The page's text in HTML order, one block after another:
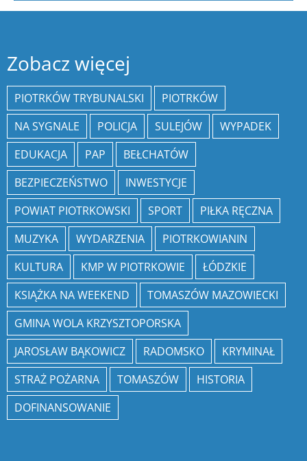
Zobacz więcej
PIOTRKÓW TRYBUNALSKI
PIOTRKÓW
NA SYGNALE
POLICJA SULEJÓW
WYPADEK
EDUKACJA
PAP
BEŁCHATÓW
BEZPIECZEŃSTWO
INWESTYCJE
POWIAT PIOTRKOWSKI
SPORT
PIŁKA RĘCZNA
MUZYKA
WYDARZENIA
PIOTRKOWIANIN
KULTURA
KMP W PIOTRKOWIE
ŁÓDZKIE
KSIĄŻKA NA WEEKEND
TOMASZÓW MAZOWIECKI
GMINA WOLA KRZYSZTOPORSKA
JAROSŁAW BĄKOWICZ
RADOMSKO
KRYMINAŁ
STRAŻ POŻARNA
TOMASZÓW
HISTORIA
DOFINANSOWANIE